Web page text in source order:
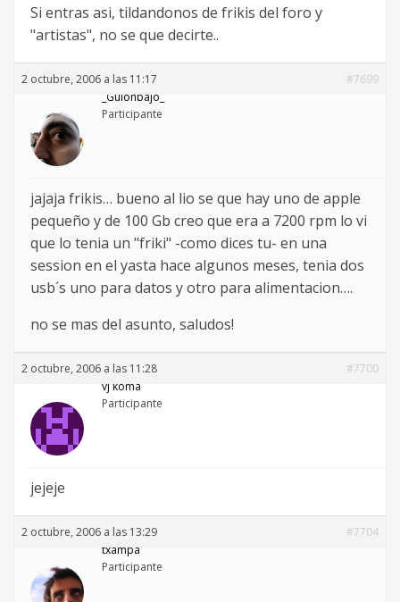
Si entras asi, tildandonos de frikis del foro y
"artistas", no se que decirte..
2 octubre, 2006 a las 11:17
#7699
_Guionbajo_
Participante
jajaja frikis… bueno al lio se que hay uno de apple
pequeño y de 100 Gb creo que era a 7200 rpm lo vi
que lo tenia un "friki" -como dices tu- en una
session en el yasta hace algunos meses, tenia dos
usb´s uno para datos y otro para alimentacion….
no se mas del asunto, saludos!
2 octubre, 2006 a las 11:28
#7700
vj koma
Participante
jejeje
2 octubre, 2006 a las 13:29
#7704
txampa
Participante